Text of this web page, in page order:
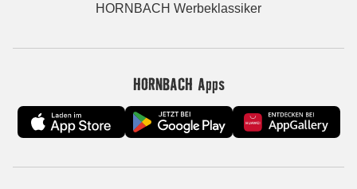
HORNBACH Werbeklassiker
HORNBACH Apps